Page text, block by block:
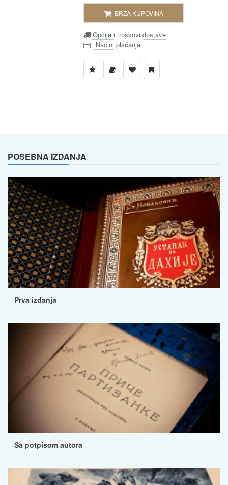
BRZA KUPOVINA
Opcije i troškovi dostave
Načini plaćanja
POSEBNA IZDANJA
Prva izdanja
Sa potpisom autora